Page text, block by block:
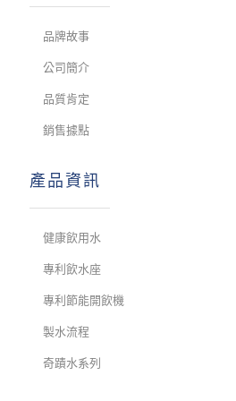
品牌故事
公司簡介
品質肯定
銷售據點
產品資訊
健康飲用水
專利飲水座
專利節能開飲機
製水流程
奇蹟水系列